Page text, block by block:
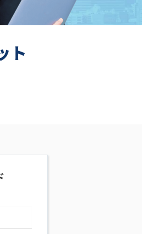
ト